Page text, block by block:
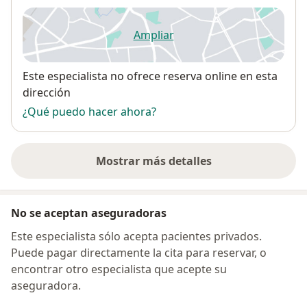
Ampliarse abre en una nueva
Disponibilidad
Este especialista no ofrece reserva online en esta
dirección
¿Qué puedo hacer ahora?
Mostrar más detalles
sobre la dirección
No se aceptan aseguradoras
Este especialista sólo acepta pacientes privados.
Puede pagar directamente la cita para reservar, o
encontrar otro especialista que acepte su
aseguradora.